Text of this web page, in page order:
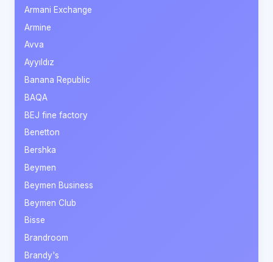
Armani Exchange
Armine
Avva
Ayyıldız
Banana Republic
BAQA
BEJ fine factory
Benetton
Bershka
Beymen
Beymen Business
Beymen Club
Bisse
Brandroom
Brandy's